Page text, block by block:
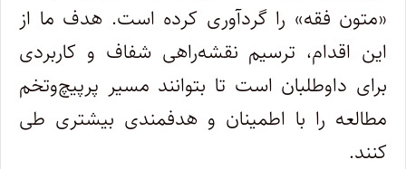
«متون فقه» را گردآوری کرده است. هدف ما از
این اقدام، ترسیم نقشه‌راهی شفاف و کاربردی
برای داوطلبان است تا بتوانند مسیر پرپیچ‌وتخم
مطالعه را با اطمینان و هدفمندی بیشتری طی
کنند.